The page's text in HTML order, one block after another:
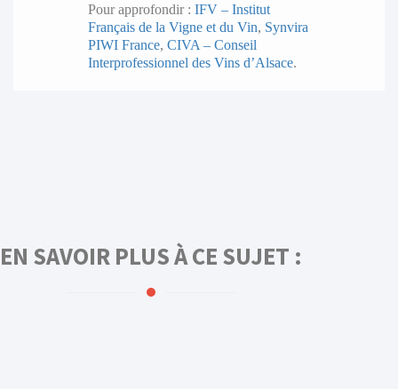
Pour approfondir : IFV – Institut
Français de la Vigne et du Vin, Synvira
PIWI France, CIVA – Conseil
Interprofessionnel des Vins d’Alsace.
EN SAVOIR PLUS À CE SUJET :